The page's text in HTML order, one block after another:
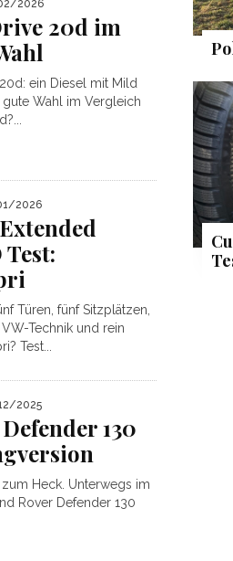
2026
20d im
ein Diesel mit Mild
gute Wahl im Vergleich
2026
Test:
Türen, fünf Sitzplätzen,
Technik und rein
Test...
2025
130
Heck. Unterwegs im
Rover Defender 130